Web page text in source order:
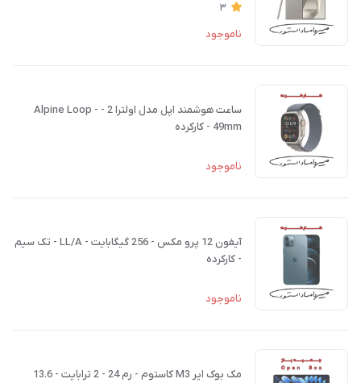
3
ناموجود
ساعت هوشمند اپل مدل اولترا 2 - Alpine Loop -
49mm - کارکرده
ناموجود
آیفون 12 پرو مکس - 256 گیگابایت - LL/A - تک سیم
- کارکرده
ناموجود
مک بوک ایر M3 کاستوم - رم 24 - 2 ترابایت - 13.6